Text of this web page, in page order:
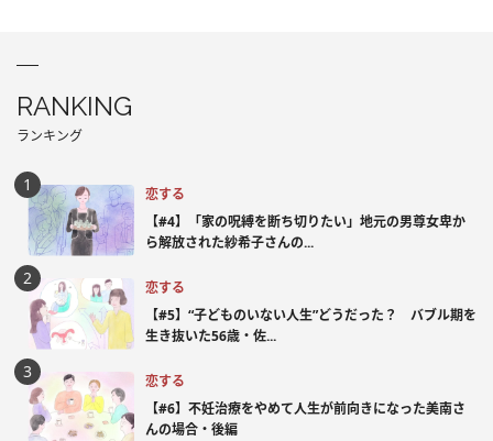
RANKING
ランキング
恋する
【#4】「家の呪縛を断ち切りたい」地元の男尊女卑か
ら解放された紗希子さんの...
恋する
【#5】“子どものいない人生”どうだった？ バブル期を
生き抜いた56歳・佐...
恋する
【#6】不妊治療をやめて人生が前向きになった美南さ
んの場合・後編